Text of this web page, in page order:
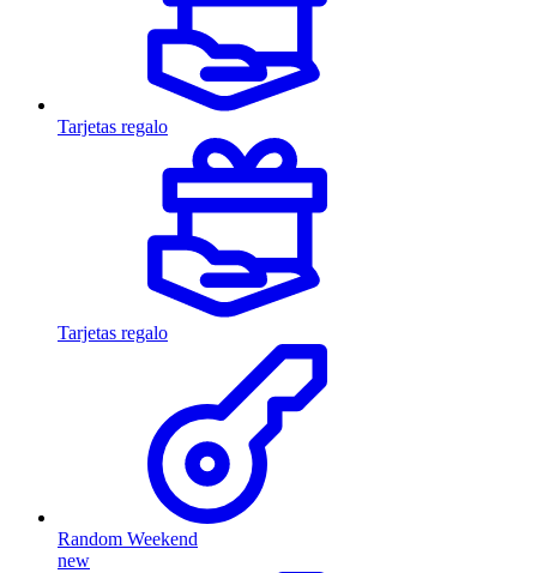
Tarjetas regalo
Tarjetas regalo
Random Weekend
new